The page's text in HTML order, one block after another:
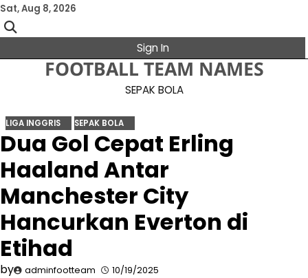
Skip
to
content
Sat, Aug 8, 2026
Sign In
FOOTBALL TEAM NAMES
SEPAK BOLA
LIGA INGGRIS SEPAK BOLA
Dua Gol Cepat Erling
Haaland Antar
Manchester City
Hancurkan Everton di
Etihad
by adminfootteam 10/19/2025